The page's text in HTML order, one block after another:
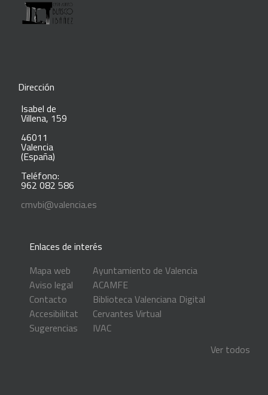
Dirección
Isabel de
Villena, 159
46011
Valencia
(España)
Teléfono:
962 082 586
cmvbi@valencia.es
Enlaces de interés
Mapa web
Aviso legal
Contacto
Accesibilitat
Sugerencias
Ayuntamiento de Valencia
ACAMFE
Biblioteca Valenciana Digital
Cervantes Virtual
IVAC
Ver todos